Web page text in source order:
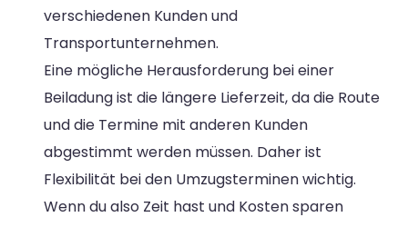
verschiedenen Kunden und
Transportunternehmen.
Eine mögliche Herausforderung bei einer
Beiladung ist die längere Lieferzeit, da die Route
und die Termine mit anderen Kunden
abgestimmt werden müssen. Daher ist
Flexibilität bei den Umzugsterminen wichtig.
Wenn du also Zeit hast und Kosten sparen